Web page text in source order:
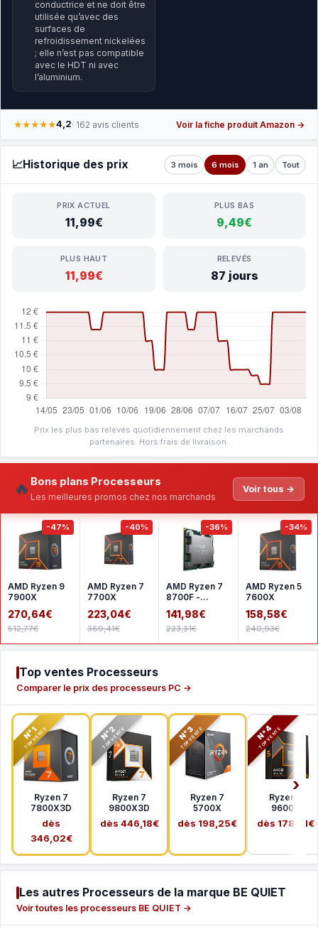
conductrice et ne doit être
utilisée qu’avec des
surfaces de
refroidissement nickelées
; elle n’est pas compatible
avec le HDT ni avec
l’aluminium.
★★★★★4,2· 162 avis clients Voir la fiche produit Amazon →
📈Historique des prix 3 mois 6 mois 1 an Tout
PRIX ACTUEL
11,99€
PLUS BAS
9,49€
PLUS HAUT
11,99€
RELEVÉS
87 jours
Prix les plus bas relevés quotidiennement chez les marchands
partenaires. Hors frais de livraison.
🔥 Bons plans Processeurs
Les meilleures promos chez nos marchands
Voir tous →
-47%
AMD Ryzen 9
7900X
270,64€
512,77€
-40%
AMD Ryzen 7
7700X
223,04€
369,41€
-36%
AMD Ryzen 7
8700F -
Version tray
141,98€
223,31€
-34%
AMD Ryzen 5
7600X
158,58€
240,93€
Top ventes Processeurs
Comparer le prix des processeurs PC →
N°1
TOP VENTE
Ryzen 7
7800X3D
dès
346,02€
N°2
TOP VENTE
Ryzen 7
9800X3D
dès 446,18€
N°3
TOP VENTE
Ryzen 7
5700X
dès 198,25€
N°4
TOP VENTE
Ryzen 5
9600X
dès 178,41€
Les autres Processeurs de la marque BE QUIET
Voir toutes les processeurs BE QUIET →